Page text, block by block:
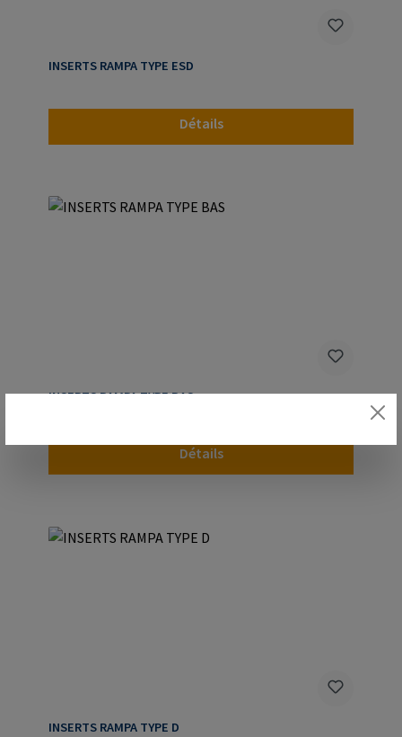
INSERTS RAMPA TYPE ESD
Détails
INSERTS RAMPA TYPE BAS
Détails
INSERTS RAMPA TYPE D